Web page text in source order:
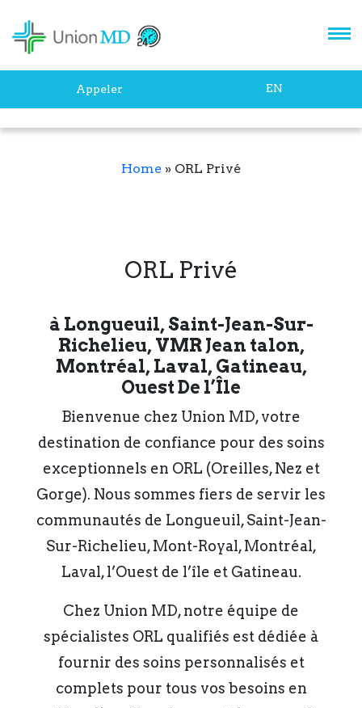
Appeler EN
Home » ORL Privé
ORL Privé
à Longueuil, Saint-Jean-Sur-
Richelieu, VMR Jean talon,
Montréal, Laval, Gatineau,
Ouest De l’Île
Bienvenue chez Union MD, votre
destination de confiance pour des soins
exceptionnels en ORL (Oreilles, Nez et
Gorge). Nous sommes fiers de servir les
communautés de Longueuil, Saint-Jean-
Sur-Richelieu, Mont-Royal, Montréal,
Laval, l’Ouest de l’île et Gatineau.
Chez Union MD, notre équipe de
spécialistes ORL qualifiés est dédiée à
fournir des soins personnalisés et
complets pour tous vos besoins en